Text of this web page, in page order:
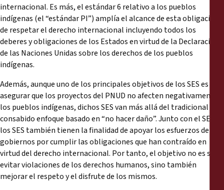
internacional. Es más, el estándar 6 relativo a los pueblos
indígenas (el “estándar PI”) amplía el alcance de esta obligación
de respetar el derecho internacional incluyendo todos los
deberes y obligaciones de los Estados en virtud de la Declaración
de las Naciones Unidas sobre los derechos de los pueblos
indígenas.
Además, aunque uno de los principales objetivos de los SES es
asegurar que los proyectos del PNUD no afecten negativamente a
los pueblos indígenas, dichos SES van más allá del tradicional y
consabido enfoque basado en “no hacer daño”. Junto con el SESP,
los SES también tienen la finalidad de apoyar los esfuerzos de los
gobiernos por cumplir las obligaciones que han contraído en
virtud del derecho internacional. Por tanto, el objetivo no es sólo
evitar violaciones de los derechos humanos, sino también
mejorar el respeto y el disfrute de los mismos.